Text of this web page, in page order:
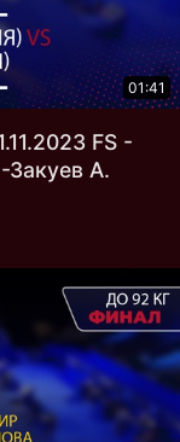
01:41
FS -
Закуев А.